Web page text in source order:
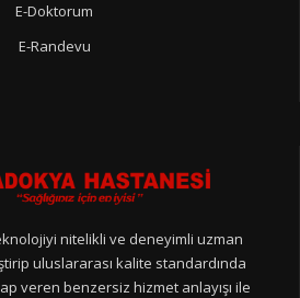
E-Doktorum
E-Randevu
nitelikli ve deneyimli uzman
uluslararası kalite standardında
veren benzersiz hizmet anlayışı ile